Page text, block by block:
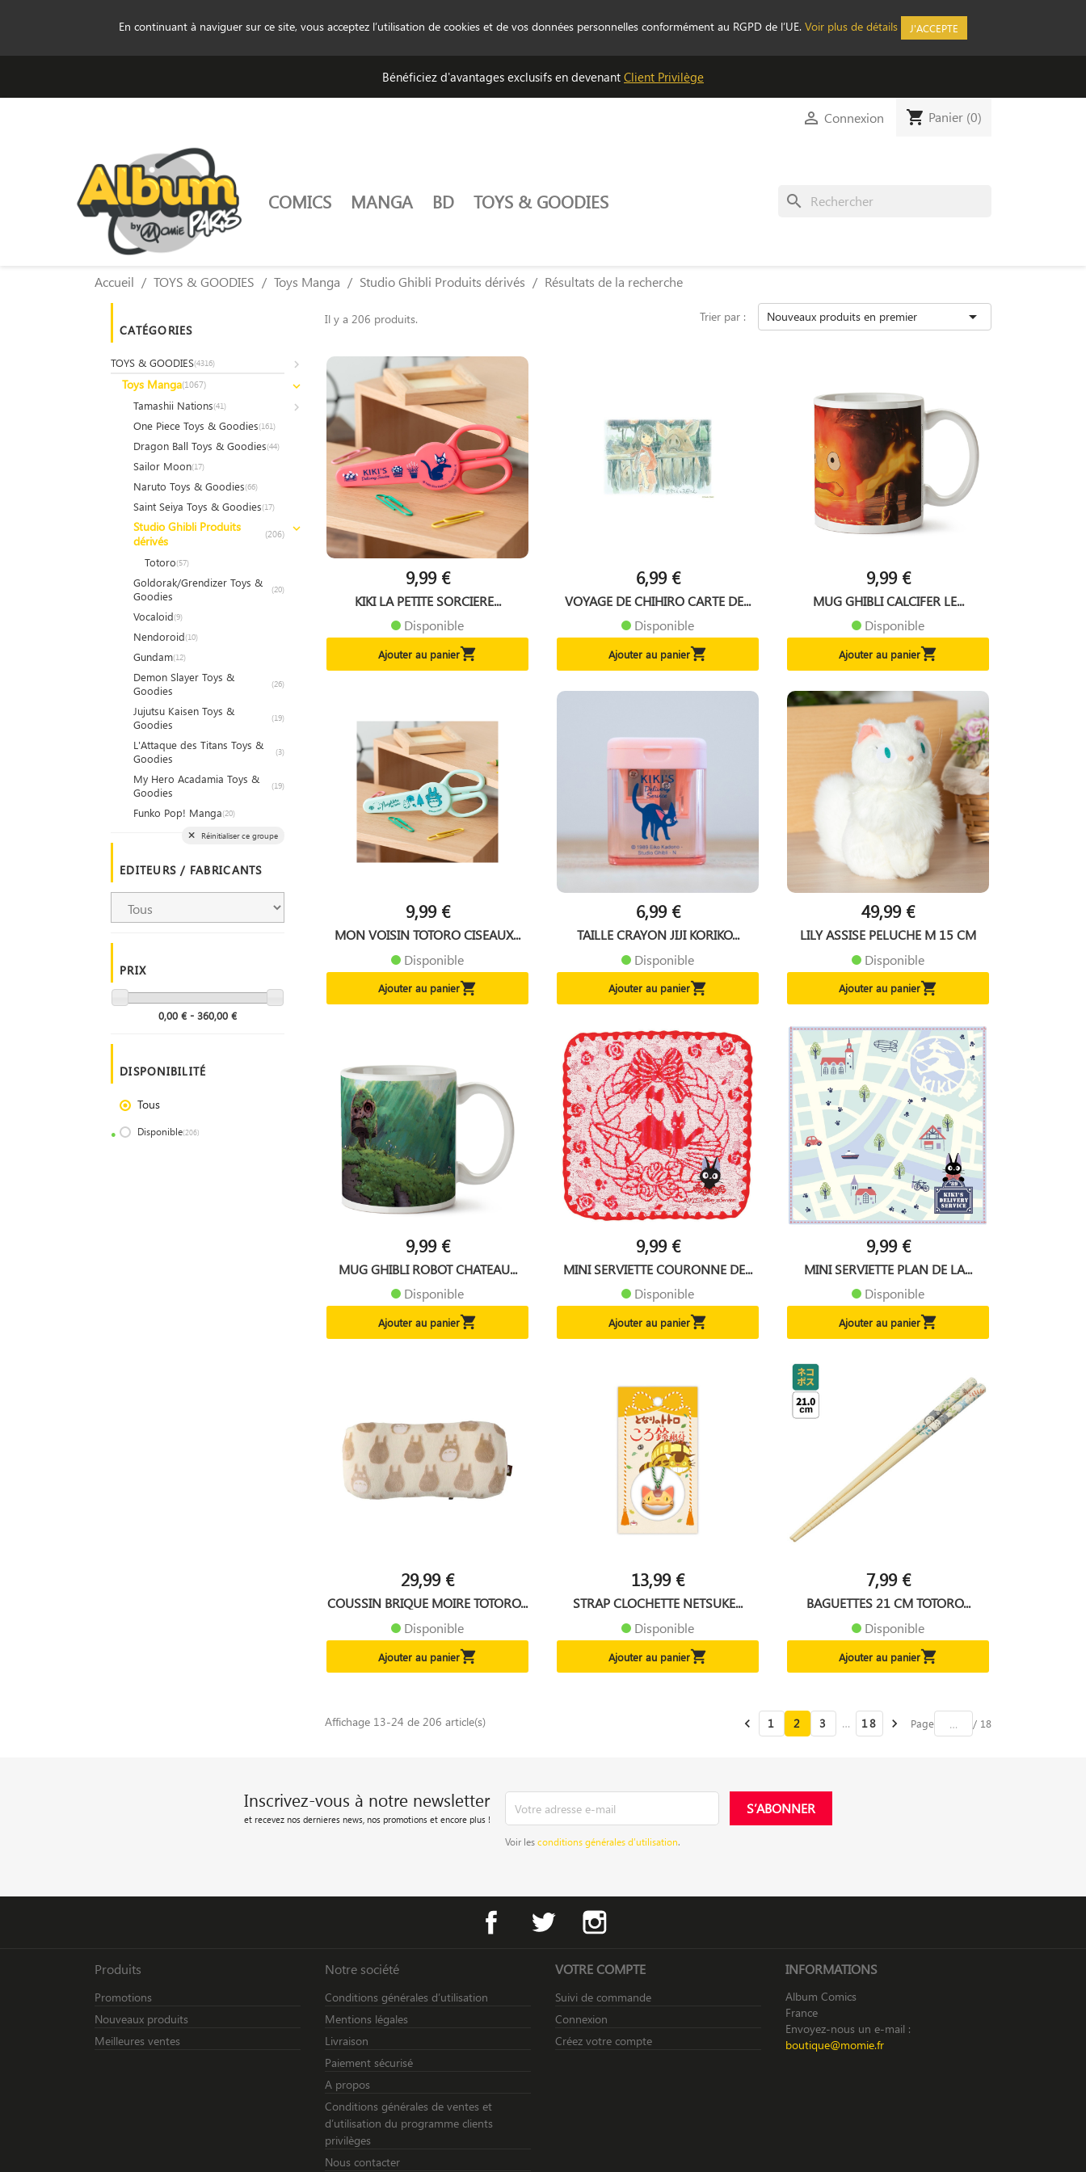
En continuant à naviguer sur ce site, vous acceptez l’utilisation de cookies et de vos données personnelles conformément au RGPD de l’UE. Voir plus de détails J'ACCEPTE
Bénéficiez d'avantages exclusifs en devenant Client Privilège
 Connexion shopping_cart Panier (0)
search
COMICS MANGA BD TOYS & GOODIES
Accueil TOYS & GOODIES Toys Manga Studio Ghibli Produits dérivés Résultats de la recherche
CATÉGORIES
TOYS & GOODIES(4316)
Toys Manga(1067)
Tamashii Nations(41)
One Piece Toys & Goodies(161)
Dragon Ball Toys & Goodies(44)
Sailor Moon(17)
Naruto Toys & Goodies(66)
Saint Seiya Toys & Goodies(17)
Studio Ghibli Produits
dérivés
(206)
Totoro(57)
Goldorak/Grendizer Toys &
Goodies
(20)
Vocaloid(9)
Nendoroid(10)
Gundam(12)
Demon Slayer Toys &
Goodies
(26)
Jujutsu Kaisen Toys &
Goodies
(19)
L'Attaque des Titans Toys &
Goodies
(3)
My Hero Acadamia Toys &
Goodies
(19)
Funko Pop! Manga(20)
Réinitialiser ce groupe
EDITEURS / FABRICANTS
PRIX
0,00 € - 360,00 €
DISPONIBILITÉ
Tous
Disponible(206)
Il y a 206 produits. Trier par : Nouveaux produits en premier 
9,99 €
KIKI LA PETITE SORCIERE...
Disponible
Ajouter au panier
6,99 €
VOYAGE DE CHIHIRO CARTE DE...
Disponible
Ajouter au panier
9,99 €
MUG GHIBLI CALCIFER LE...
Disponible
Ajouter au panier
9,99 €
MON VOISIN TOTORO CISEAUX...
Disponible
Ajouter au panier
6,99 €
TAILLE CRAYON JIJI KORIKO...
Disponible
Ajouter au panier
49,99 €
LILY ASSISE PELUCHE M 15 CM
Disponible
Ajouter au panier
9,99 €
MUG GHIBLI ROBOT CHATEAU...
Disponible
Ajouter au panier
9,99 €
MINI SERVIETTE COURONNE DE...
Disponible
Ajouter au panier
9,99 €
MINI SERVIETTE PLAN DE LA...
Disponible
Ajouter au panier
29,99 €
COUSSIN BRIQUE MOIRE TOTORO...
Disponible
Ajouter au panier
13,99 €
STRAP CLOCHETTE NETSUKE...
Disponible
Ajouter au panier
7,99 €
BAGUETTES 21 CM TOTORO...
Disponible
Ajouter au panier
Affichage 13-24 de 206 article(s)  1 2 3 … 18  Page / 18
Inscrivez-vous à notre newsletter
et recevez nos dernieres news, nos promotions et encore plus !
Voir lesconditions générales d’utilisation.
Facebook Twitter
Produits
Promotions
Nouveaux produits
Meilleures ventes
Notre société
Conditions générales d’utilisation
Mentions légales
Livraison
Paiement sécurisé
A propos
Conditions générales de ventes et
d’utilisation du programme clients
privilèges
Nous contacter
VOTRE COMPTE
Suivi de commande
Connexion
Créez votre compte
INFORMATIONS
Album Comics
France
Envoyez-nous un e-mail :
boutique@momie.fr